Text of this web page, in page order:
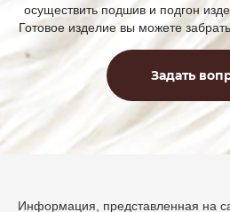
осуществить подшив и подгон
Готовое изделие вы можете
Задать
Информация, представленная на